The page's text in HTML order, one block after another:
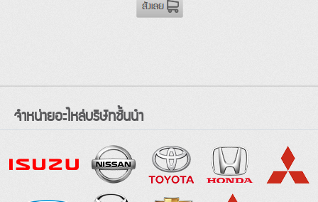
จำหน่ายอะไหล่บริษัทชั้นนำ